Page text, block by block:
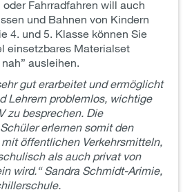
Fahrradfahren will auch
und Bahnen von Kindern
4. und 5. Klasse können Sie
einsetzbares Materialset
ausleihen.
gut erarbeitet und ermöglicht
Lehrern problemlos, wichtige
zu besprechen. Die
erlernen somit den
öffentlichen Verkehrsmitteln,
als auch privat von
wird.“ Sandra Schmidt-Arimie,